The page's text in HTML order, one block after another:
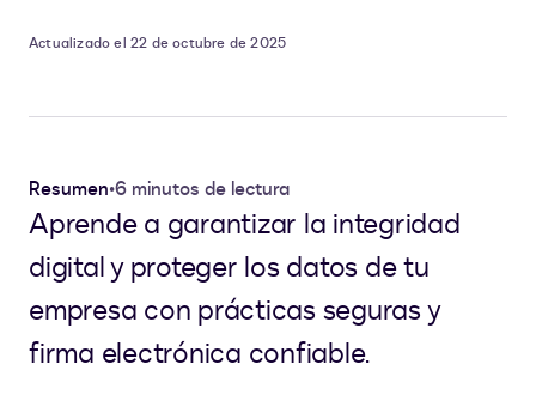
Actualizado el 22 de octubre de 2025
Resumen•6 minutos de lectura
Aprende a garantizar la integridad
digital y proteger los datos de tu
empresa con prácticas seguras y
firma electrónica confiable.